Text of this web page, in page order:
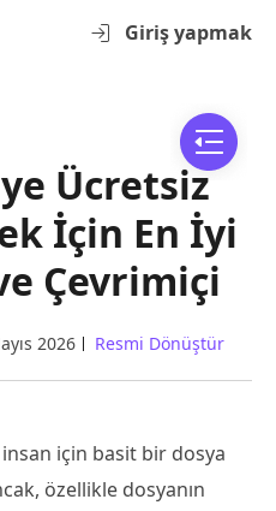
Giriş yapmak
Ücretsiz
İçin En İyi
Çevrimiçi
2026 Resmi Dönüştür
için basit bir dosya
özellikle dosyanın